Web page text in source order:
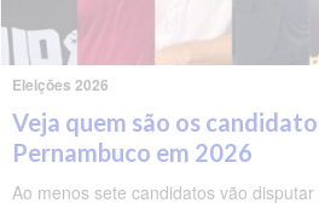
Eleições 2026
Veja quem são os
Pernambuco em 2026
Ao menos sete candidatos vão